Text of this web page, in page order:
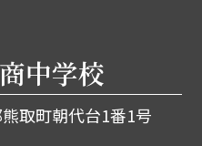
中学校
取町朝代台1番1号